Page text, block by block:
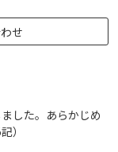
せ
した。あらかじめ
）